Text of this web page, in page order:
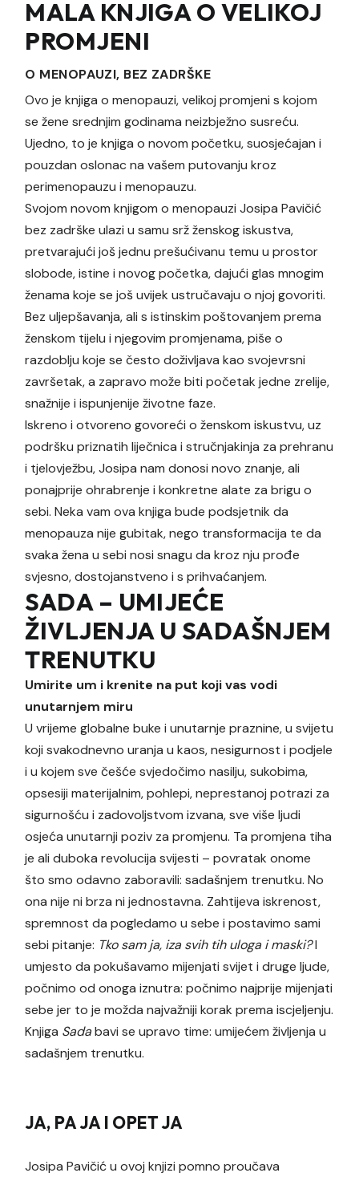
MALA KNJIGA O VELIKOJ
PROMJENI
O MENOPAUZI, BEZ ZADRŠKE
Ovo je knjiga o menopauzi, velikoj promjeni s kojom
se žene srednjim godinama neizbježno susreću.
Ujedno, to je knjiga o novom početku, suosjećajan i
pouzdan oslonac na vašem putovanju kroz
perimenopauzu i menopauzu.
Svojom novom knjigom o menopauzi Josipa Pavičić
bez zadrške ulazi u samu srž ženskog iskustva,
pretvarajući još jednu prešućivanu temu u prostor
slobode, istine i novog početka, dajući glas mnogim
ženama koje se još uvijek ustručavaju o njoj govoriti.
Bez uljepšavanja, ali s istinskim poštovanjem prema
ženskom tijelu i njegovim promjenama, piše o
razdoblju koje se često doživljava kao svojevrsni
završetak, a zapravo može biti početak jedne zrelije,
snažnije i ispunjenije životne faze.
Iskreno i otvoreno govoreći o ženskom iskustvu, uz
podršku priznatih liječnica i stručnjakinja za prehranu
i tjelovježbu, Josipa nam donosi novo znanje, ali
ponajprije ohrabrenje i konkretne alate za brigu o
sebi. Neka vam ova knjiga bude podsjetnik da
menopauza nije gubitak, nego transformacija te da
svaka žena u sebi nosi snagu da kroz nju prođe
svjesno, dostojanstveno i s prihvaćanjem.
SADA – UMIJEĆE
ŽIVLJENJA U SADAŠNJEM
TRENUTKU
Umirite um i krenite na put koji vas vodi
unutarnjem miru
U vrijeme globalne buke i unutarnje praznine, u svijetu
koji svakodnevno uranja u kaos, nesigurnost i podjele
i u kojem sve češće svjedočimo nasilju, sukobima,
opsesiji materijalnim, pohlepi, neprestanoj potrazi za
sigurnošću i zadovoljstvom izvana, sve više ljudi
osjeća unutarnji poziv za promjenu. Ta promjena tiha
je ali duboka revolucija svijesti – povratak onome
što smo odavno zaboravili: sadašnjem trenutku. No
ona nije ni brza ni jednostavna. Zahtijeva iskrenost,
spremnost da pogledamo u sebe i postavimo sami
sebi pitanje: Tko sam ja, iza svih tih uloga i maski?I
umjesto da pokušavamo mijenjati svijet i druge ljude,
počnimo od onoga iznutra: počnimo najprije mijenjati
sebe jer to je možda najvažniji korak prema iscjeljenju.
Knjiga Sadabavi se upravo time: umijećem življenja u
sadašnjem trenutku.
JA, PA JA I OPET JA
Josipa Pavičić u ovoj knjizi pomno proučava